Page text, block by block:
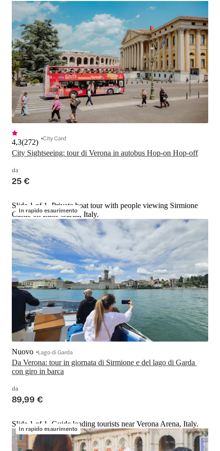
City Sightseeing: tour di Verona in autobus Hop-on Hop-off
4,3(272) City Card
da
25 €
In rapido esaurimento
Slide 1 of 1, Private boat tour with people viewing Sirmione
Castle on Lake Garda, Italy.
Da Verona: tour in giornata di Sirmione e del lago di Garda
con giro in barca
Nuovo Lago di Garda
da
89,99 €
In rapido esaurimento
Slide 1 of 1, Guide leading tourists near Verona Arena, Italy.